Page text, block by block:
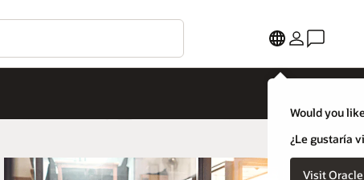
Would you
¿Le gustaría
Visit